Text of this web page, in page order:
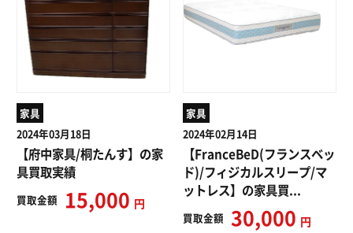
家具
2024年03月18日
【府中家具/桐たんす】の家
具買取実績
買取金額 15,000 円
家具
2024年02月14日
【FranceBeD(フランスベッ
ド)/フィジカルスリープ/マ
ットレス】の家具買...
買取金額 30,000 円